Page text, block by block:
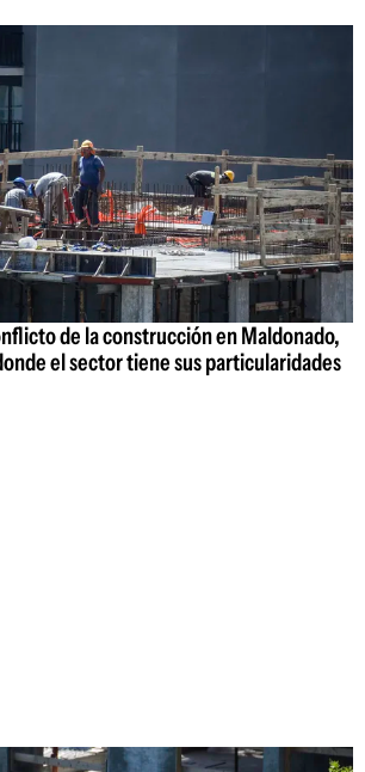
de la construcción en Maldonado,
el sector tiene sus particularidades